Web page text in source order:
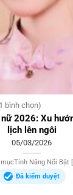
bình chọn)
2026: Xu
lịch lên ngôi
05/03/2026
mụcTính Năng Nổi Bật
Đã kiểm duyệt